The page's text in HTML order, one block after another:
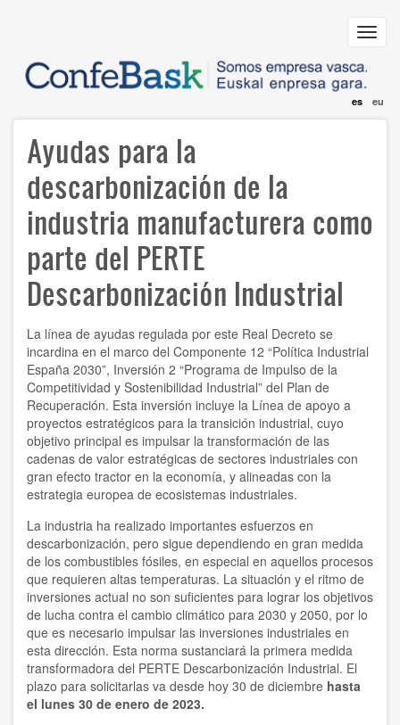
principal
es eu
Ayudas para la
descarbonización de la
industria manufacturera como
parte del PERTE
Descarbonización Industrial
La línea de ayudas regulada por este Real Decreto se
incardina en el marco del Componente 12 “Política Industrial
España 2030”, Inversión 2 “Programa de Impulso de la
Competitividad y Sostenibilidad Industrial” del Plan de
Recuperación. Esta inversión incluye la Línea de apoyo a
proyectos estratégicos para la transición industrial, cuyo
objetivo principal es impulsar la transformación de las
cadenas de valor estratégicas de sectores industriales con
gran efecto tractor en la economía, y alineadas con la
estrategia europea de ecosistemas industriales.
La industria ha realizado importantes esfuerzos en
descarbonización, pero sigue dependiendo en gran medida
de los combustibles fósiles, en especial en aquellos procesos
que requieren altas temperaturas. La situación y el ritmo de
inversiones actual no son suficientes para lograr los objetivos
de lucha contra el cambio climático para 2030 y 2050, por lo
que es necesario impulsar las inversiones industriales en
esta dirección. Esta norma sustanciará la primera medida
transformadora del PERTE Descarbonización Industrial. El
plazo para solicitarlas va desde hoy 30 de diciembre hasta
el lunes 30 de enero de 2023.